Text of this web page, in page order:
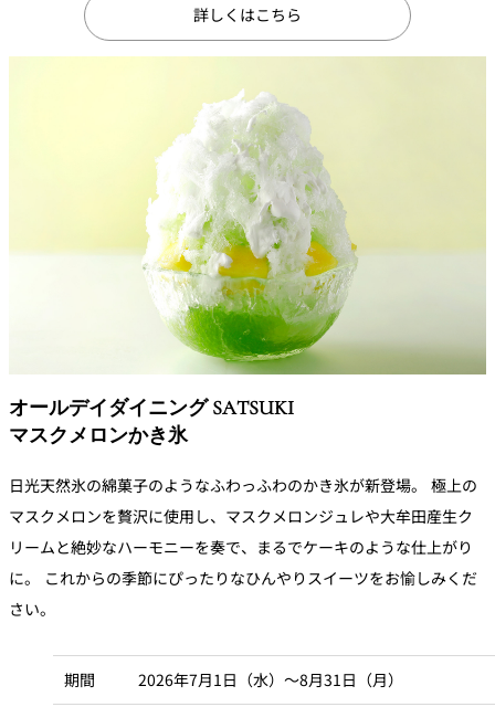
詳しくはこちら
オールデイダイニング SATSUKI
マスクメロンかき氷
日光天然氷の綿菓子のようなふわっふわのかき氷が新登場。 極上の
マスクメロンを贅沢に使用し、マスクメロンジュレや大牟田産生ク
リームと絶妙なハーモニーを奏で、まるでケーキのような仕上がり
に。 これからの季節にぴったりなひんやりスイーツをお愉しみくだ
さい。
期間 2026年7月1日（水）～8月31日（月）